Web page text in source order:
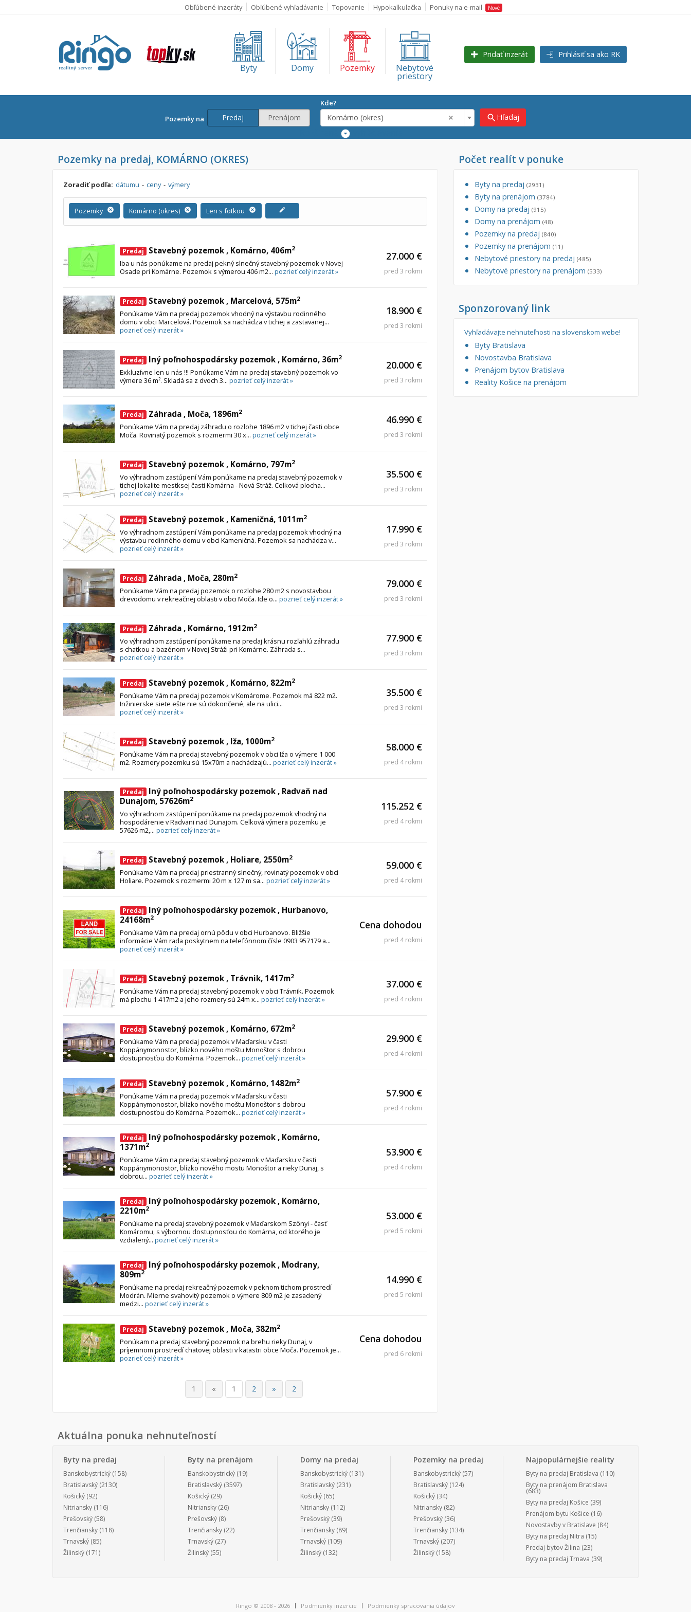
Obľúbené inzeráty Obľúbené vyhľadávanie Topovanie Hypokalkulačka Ponuky na e-mail Nové
Byty Domy Pozemky Nebytové
priestory
Pridať inzerát Prihlásiť sa ako RK
Pozemky na Predaj Prenájom
Kde?
×
Komárno (okres) search Hľadaj
Predaj
Cena
Do:
Byt
Garsónky
Dvojgarsónky
2-izbové
3-izbové
Dom
Chalupa
Pozemok
Stavebné pozemky
Bývanie a rekreácia
Poľnohospodárske pozemky
Záhrada
Nebytové priestory
Administratívne, obchodné
Skladové, výrobné
Garáž, garážové státie
Filtre
Súkromná inzercia
Ponuka RK
Novostavba
search
Pozemky na predaj, KOMÁRNO (OKRES)
Zoradiť podľa: dátumu - ceny - výmery
Pozemky cancel Komárno (okres) cancel Len s fotkou cancel edit
Predaj Stavebný pozemok , Komárno, 406m2
Iba u nás ponúkame na predaj pekný slnečný stavebný pozemok v Novej
Osade pri Komárne. Pozemok s výmerou 406 m2... pozrieť celý inzerát »
27.000 €
pred 3 rokmi
Predaj Stavebný pozemok , Marcelová, 575m2
Ponúkame Vám na predaj pozemok vhodný na výstavbu rodinného
domu v obci Marcelová. Pozemok sa nachádza v tichej a zastavanej...
pozrieť celý inzerát »
18.900 €
pred 3 rokmi
Predaj Iný poľnohospodársky pozemok , Komárno, 36m2
Exkluzívne len u nás !!! Ponúkame Vám na predaj stavebný pozemok vo
výmere 36 m². Skladá sa z dvoch 3... pozrieť celý inzerát »
20.000 €
pred 3 rokmi
Predaj Záhrada , Moča, 1896m2
Ponúkame Vám na predaj záhradu o rozlohe 1896 m2 v tichej časti obce
Moča. Rovinatý pozemok s rozmermi 30 x... pozrieť celý inzerát »
46.990 €
pred 3 rokmi
Predaj Stavebný pozemok , Komárno, 797m2
Vo výhradnom zastúpení Vám ponúkame na predaj stavebný pozemok v
tichej lokalite mestksej časti Komárna - Nová Stráž. Celková plocha...
pozrieť celý inzerát »
35.500 €
pred 3 rokmi
Predaj Stavebný pozemok , Kameničná, 1011m2
Vo výhradnom zastúpení Vám ponúkame na predaj pozemok vhodný na
výstavbu rodinného domu v obci Kameničná. Pozemok sa nachádza v...
pozrieť celý inzerát »
17.990 €
pred 3 rokmi
Predaj Záhrada , Moča, 280m2
Ponúkame Vám na predaj pozemok o rozlohe 280 m2 s novostavbou
drevodomu v rekreačnej oblasti v obci Moča. Ide o... pozrieť celý inzerát »
79.000 €
pred 3 rokmi
Predaj Záhrada , Komárno, 1912m2
Vo výhradnom zastúpení ponúkame na predaj krásnu rozľahlú záhradu
s chatkou a bazénom v Novej Stráži pri Komárne. Záhrada s...
pozrieť celý inzerát »
77.900 €
pred 3 rokmi
Predaj Stavebný pozemok , Komárno, 822m2
Ponúkame Vám na predaj pozemok v Komárome. Pozemok má 822 m2.
Inžinierske siete ešte nie sú dokončené, ale na ulici...
pozrieť celý inzerát »
35.500 €
pred 3 rokmi
Predaj Stavebný pozemok , Iža, 1000m2
Ponúkame Vám na predaj stavebný pozemok v obci Iža o výmere 1 000
m2. Rozmery pozemku sú 15x70m a nachádzajú... pozrieť celý inzerát »
58.000 €
pred 4 rokmi
Predaj
Iný poľnohospodársky pozemok , Radvaň nad
Dunajom, 57626m2
Vo výhradnom zastúpení ponúkame na predaj pozemok vhodný na
hospodárenie v Radvani nad Dunajom. Celková výmera pozemku je
57626 m2,... pozrieť celý inzerát »
115.252 €
pred 4 rokmi
Predaj Stavebný pozemok , Holiare, 2550m2
Ponúkame Vám na predaj priestranný slnečný, rovinatý pozemok v obci
Holiare. Pozemok s rozmermi 20 m x 127 m sa... pozrieť celý inzerát »
59.000 €
pred 4 rokmi
Predaj
Iný poľnohospodársky pozemok , Hurbanovo,
24168m2
Ponúkame Vám na predaj ornú pôdu v obci Hurbanovo. Bližšie
informácie Vám rada poskytnem na telefónnom čísle 0903 957179 a...
pozrieť celý inzerát »
Cena dohodou
pred 4 rokmi
Predaj Stavebný pozemok , Trávnik, 1417m2
Ponúkame Vám na predaj stavebný pozemok v obci Trávnik. Pozemok
má plochu 1 417m2 a jeho rozmery sú 24m x... pozrieť celý inzerát »
37.000 €
pred 4 rokmi
Predaj Stavebný pozemok , Komárno, 672m2
Ponúkame Vám na predaj pozemok v Maďarsku v časti
Koppánymonostor, blízko nového moštu Monoštor s dobrou
dostupnosťou do Komárna. Pozemok... pozrieť celý inzerát »
29.900 €
pred 4 rokmi
Predaj Stavebný pozemok , Komárno, 1482m2
Ponúkame Vám na predaj pozemok v Maďarsku v časti
Koppánymonostor, blízko nového moštu Monoštor s dobrou
dostupnosťou do Komárna. Pozemok... pozrieť celý inzerát »
57.900 €
pred 4 rokmi
Predaj
Iný poľnohospodársky pozemok , Komárno,
1371m2
Ponúkame Vám na predaj stavebný pozemok v Maďarsku v časti
Koppánymonostor, blízko nového mostu Monoštor a rieky Dunaj, s
dobrou... pozrieť celý inzerát »
53.900 €
pred 4 rokmi
Predaj
Iný poľnohospodársky pozemok , Komárno,
2210m2
Ponúkame na predaj stavebný pozemok v Maďarskom Szőnyi - časť
Komáromu, s výbornou dostupnosťou do Komárna, od ktorého je
vzdialený... pozrieť celý inzerát »
53.000 €
pred 5 rokmi
Predaj
Iný poľnohospodársky pozemok , Modrany,
809m2
Ponúkame na predaj rekreačný pozemok v peknom tichom prostredí
Modrán. Mierne svahovitý pozemok o výmere 809 m2 je zasadený
medzi... pozrieť celý inzerát »
14.990 €
pred 5 rokmi
Predaj Stavebný pozemok , Moča, 382m2
Ponúkam na predaj stavebný pozemok na brehu rieky Dunaj, v
príjemnom prostredí chatovej oblasti v katastri obce Moča. Pozemok je...
pozrieť celý inzerát »
Cena dohodou
pred 6 rokmi
1 « 1 2 » 2
Počet realít v ponuke
Byty na predaj (2931)
Byty na prenájom (3784)
Domy na predaj (915)
Domy na prenájom (48)
Pozemky na predaj (840)
Pozemky na prenájom (11)
Nebytové priestory na predaj (485)
Nebytové priestory na prenájom (533)
Sponzorovaný link
Vyhľadávajte nehnuteľnosti na slovenskom webe!
Byty Bratislava
Novostavba Bratislava
Prenájom bytov Bratislava
Reality Košice na prenájom
Aktuálna ponuka nehnuteľností
Byty na predaj
Banskobystrický (158)
Bratislavský (2130)
Košický (92)
Nitriansky (116)
Prešovský (58)
Trenčiansky (118)
Trnavský (85)
Žilinský (171)
Byty na prenájom
Banskobystrický(19)
Bratislavský(3597)
Košický(29)
Nitriansky(26)
Prešovský(8)
Trenčiansky(22)
Trnavský(27)
Žilinský(55)
Domy na predaj
Banskobystrický (131)
Bratislavský (231)
Košický (65)
Nitriansky (112)
Prešovský (39)
Trenčiansky (89)
Trnavský (109)
Žilinský (132)
Pozemky na predaj
Banskobystrický(57)
Bratislavský(124)
Košický(34)
Nitriansky(82)
Prešovský(36)
Trenčiansky(134)
Trnavský(207)
Žilinský(158)
Najpopulárnejšie reality
Byty na predaj Bratislava (110)
Byty na prenájom Bratislava
(683)
Byty na predaj Košice (39)
Prenájom bytu Košice (16)
Novostavby v Bratislave (84)
Byty na predaj Nitra (15)
Predaj bytov Žilina (23)
Byty na predaj Trnava (39)
Ringo © 2008 - 2026 Podmienky inzercie Podmienky spracovania údajov